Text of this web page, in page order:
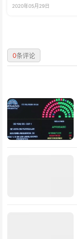
2020年05月29日
0条评论